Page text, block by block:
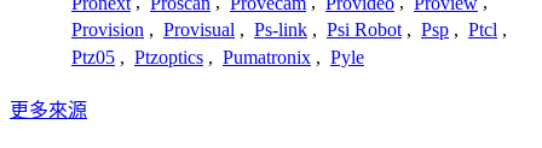
Provision , Provisual , Ps-link , Psi Robot , Psp , Ptcl ,
Ptz05 , Ptzoptics , Pumatronix , Pyle
更多來源